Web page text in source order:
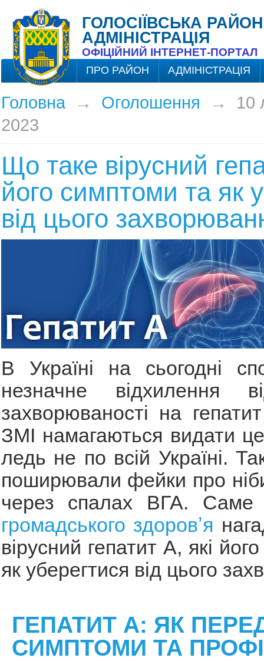
ГОЛОСІЇВСЬКА
АДМІНІСТРАЦІЯ
ОФІЦІЙНИЙ ІНТЕРНЕТ-ПОРТАЛ
ПРО РАЙОН АДМІНІСТРАЦІЯ
Головна→ Оголошення → 10
2023
Що таке вірусний
його симптоми та як
від цього
В Україні на сьогодні
незначне відхилення
захворюваності на
ЗМІ намагаються видати
ледь не по всій Україні.
поширювали фейки про
через спалах ВГА.
громадського здоровʼя
вірусний гепатит А, які
як уберегтися від цього
ГЕПАТИТ А: ЯК
СИМПТОМИ ТА